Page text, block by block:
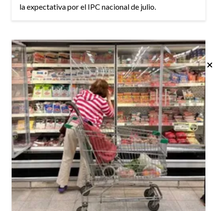
la expectativa por el IPC nacional de julio.